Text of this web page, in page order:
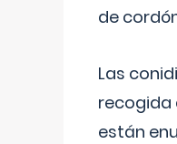
de
Las
recogida
están